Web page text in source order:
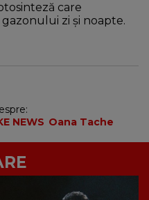
care
zi și noapte.
NEWS Oana Tache